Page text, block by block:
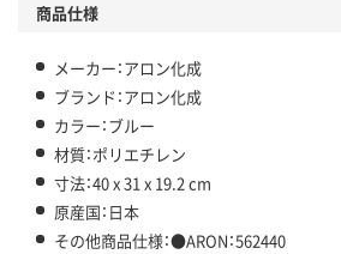
商品仕様
メーカー：アロン化成
ブランド：アロン化成
カラー：ブルー
材質：ポリエチレン
寸法：40 x 31 x 19.2 cm
原産国：日本
その他商品仕様：●ARON：562440